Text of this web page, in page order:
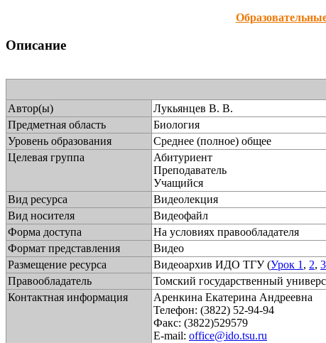
Описание
Автор(ы)
Лукьянцев В. В.
Предметная область
Биология
Уровень образования
Среднее (полное) общее
Целевая группа
Абитуриент
Преподаватель
Учащийся
Вид ресурса
Видеолекция
Вид носителя
Видеофайл
Форма доступа
На условиях правообладателя
Формат представления
Видео
Размещение ресурса
Видеоархив ИДО ТГУ (Урок 1, 2, 3
Правообладатель
Томский государственный
Контактная информация
Аренкина Екатерина Андреевна
Телефон: (3822) 52-94-94
Факс: (3822)529579
E-mail: office@ido.tsu.ru